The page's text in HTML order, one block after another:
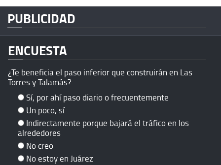
PUBLICIDAD
ENCUESTA
¿Te beneficia el paso inferior que construirán en Las
Torres y Talamás?
Sí, por ahí paso diario o frecuentemente
Un poco, sí
Indirectamente porque bajará el tráfico en los
alrededores
No creo
No estoy en Juárez